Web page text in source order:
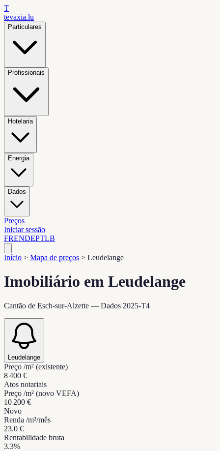
T
tevaxia.lu
Particulares
Profissionais
Hotelaria
Energia
Dados
Preços
Iniciar sessão
FRENDEPTLB
Início > Mapa de preços > Leudelange
Imobiliário em Leudelange
Cantão de Esch-sur-Alzette — Dados 2025-T4
Leudelange
Preço /m² (existente)
8 400 €
Atos notariais
Preço /m² (novo VEFA)
10 200 €
Novo
Renda /m²/mês
23.0 €
Rentabilidade bruta
3.3%